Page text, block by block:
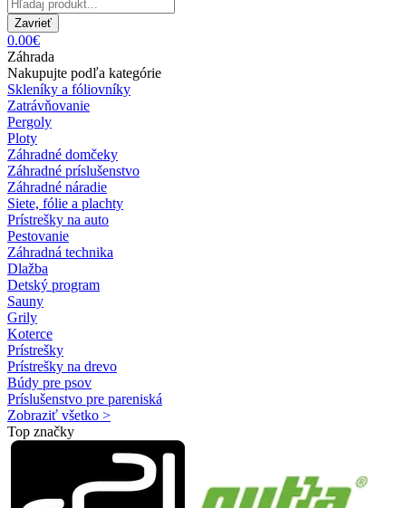
Zavrieť
0.00€
Záhrada
Nakupujte podľa kategórie
Skleníky a fóliovníky
Zatrávňovanie
Pergoly
Ploty
Záhradné domčeky
Záhradné príslušenstvo
Záhradné náradie
Siete, fólie a plachty
Prístrešky na auto
Pestovanie
Záhradná technika
Dlažba
Detský program
Sauny
Grily
Koterce
Prístrešky
Prístrešky na drevo
Búdy pre psov
Príslušenstvo pre pareniská
Zobraziť všetko >
Top značky